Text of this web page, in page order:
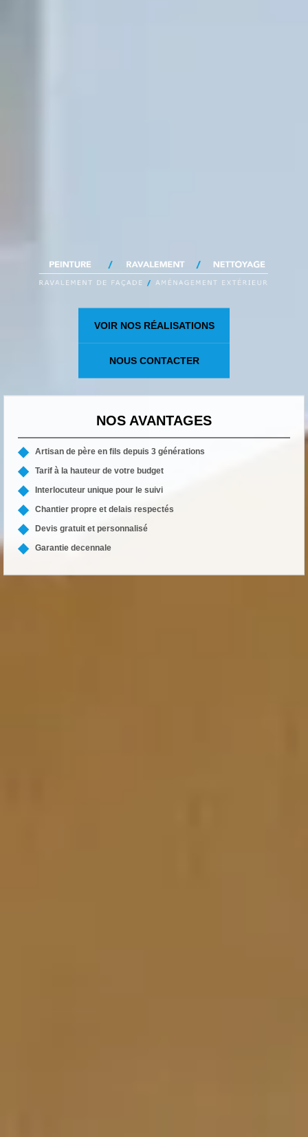
VOIR NOS RÉALISATIONS
NOUS CONTACTER
NOS AVANTAGES
Artisan de père en fils depuis 3 générations
Tarif à la hauteur de votre budget
Interlocuteur unique pour le suivi
Chantier propre et delais respectés
Devis gratuit et personnalisé
Garantie decennale